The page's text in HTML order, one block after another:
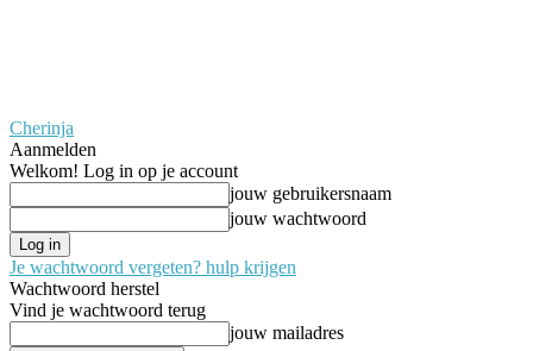
Cherinja
Aanmelden
Welkom! Log in op je account
jouw gebruikersnaam
jouw wachtwoord
Je wachtwoord vergeten? hulp krijgen
Wachtwoord herstel
Vind je wachtwoord terug
jouw mailadres